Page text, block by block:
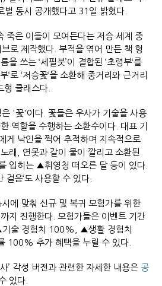
벌 동시 공개했다고 31일 밝혔다.
죽은 이들이 모여든다는 저승 세계 중
브로 제작했다. 부적을 엮어 만든 책 형
을 쓰는 ‘세필붓’이 결합된 ‘초령부‘를
‘로 ‘저승꽃‘을 소환해 중거리와 근거리
드형 클래스다.
은 '꽃'이다. 꽃들은 우사가 기술을 사용
역할을 수행하는 소환수이다. 대표 기
게 낙인을 찍어 추적하며 지속적으로
래, 연못과 같이 물이 깔리고 소환된
입히는 ▲휘영청 떠오른 달 등이 있다.
걸음‘도 사용할 수 있다.
시에 맞춰 신규 및 복귀 모험가를 위한
지 진행한다. 모험가들은 이벤트 기간
술 경험치 100%, ▲생활 경험치
100% 추가 혜택을 누릴 수 있다.
’ 각성 버전과 관련한 자세한 내용은 공
있다.